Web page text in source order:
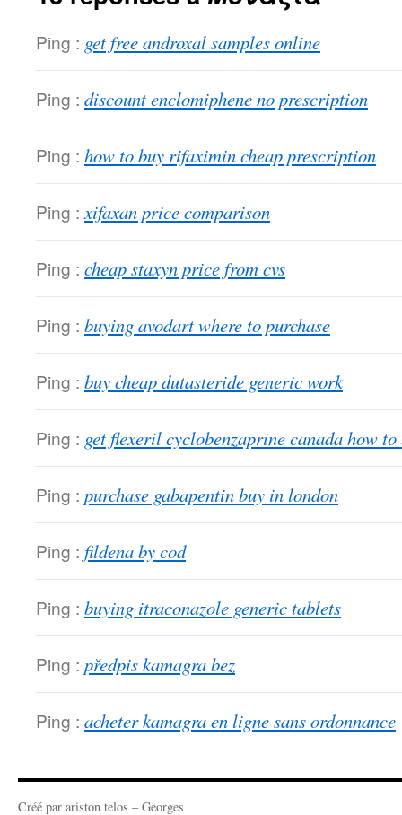
Ping : get free androxal samples online
Ping : discount enclomiphene no prescription
Ping : how to buy rifaximin cheap prescription
Ping :xifaxan price comparison
Ping : cheap staxyn price from cvs
Ping : buying avodart where to purchase
Ping : buy cheap dutasteride generic work
Ping : get flexeril cyclobenzaprine canada how to
Ping : purchase gabapentin buy in london
Ping : fildena by cod
Ping : buying itraconazole generic tablets
Ping : předpis kamagra bez
Ping : acheter kamagra en ligne sans ordonnance
Créé par ariston telos – Georges